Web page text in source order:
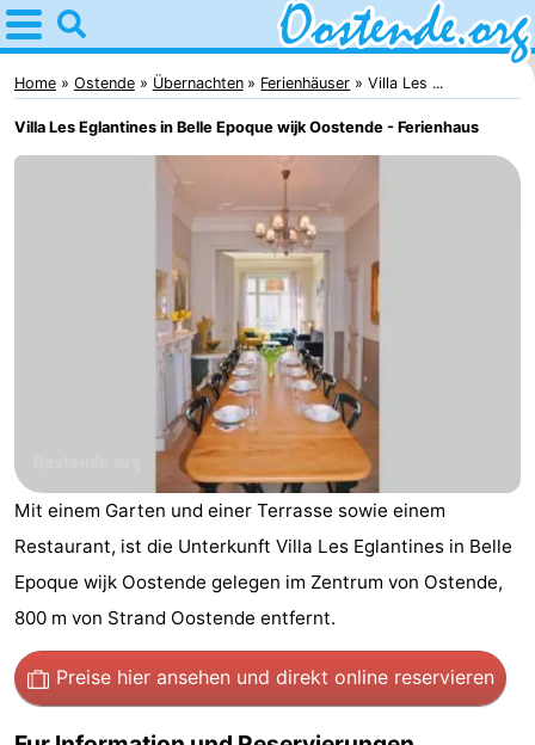
Home
Oostende
Tipps
Breeduyn
-
Hippodroom
Zimmer
(mit
Lastminutes
Home Ostende Übernachten Ferienhäuser Villa Les ...
Villa Les Eglantines in Belle Epoque wijk Oostende - Ferienhaus
Mit einem Garten und einer Terrasse sowie einem
Restaurant, ist die Unterkunft Villa Les Eglantines in Belle
Epoque wijk Oostende gelegen im Zentrum von Ostende,
800 m von Strand Oostende entfernt.
Preise hier ansehen und direkt online reservieren